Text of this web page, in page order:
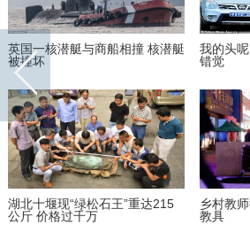
英国一核潜艇与商船相撞 核潜艇
被撞坏
我的头
错觉
湖北十堰现“绿松石王”重达215
公斤 价格过千万
乡村教
教具